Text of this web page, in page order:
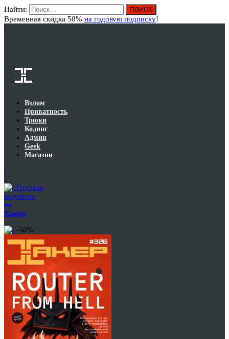
Найти:
Временная скидка 50% на годовую подписку!
Взлом
Приватность
Трюки
Кодинг
Админ
Geek
Магазин
Годовая
подписка
на
Хакер
-50%